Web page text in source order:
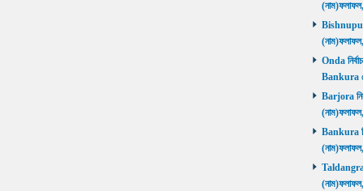
Bishnupur
Onda
Bankura
Barjora
Bankura
Taldangra